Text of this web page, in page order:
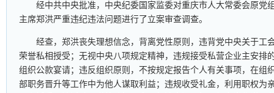
经中共中央批准，中央纪委国家监委对重庆市人大常委会原党
主席郑洪严重违纪违法问题进行了立案审查调查。
经查，郑洪丧失理想信念，背离党性原则，违背党中央关于工
荣誉私相授受；无视中央八项规定精神，违规接受私营企业主安排
组织公款宴请；违反组织原则，不按规定报告个人有关事项，在组
部职务晋升等工作中为他人谋取利益；违规收受礼金，利用职权为